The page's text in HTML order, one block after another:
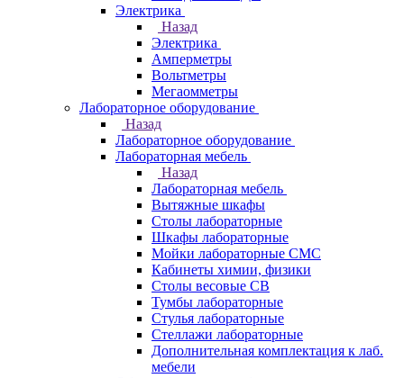
Электрика
Назад
Электрика
Амперметры
Вольтметры
Мегаомметры
Лабораторное оборудование
Назад
Лабораторное оборудование
Лабораторная мебель
Назад
Лабораторная мебель
Вытяжные шкафы
Столы лабораторные
Шкафы лабораторные
Мойки лабораторные СМС
Кабинеты химии, физики
Столы весовые СВ
Тумбы лабораторные
Стулья лабораторные
Стеллажи лабораторные
Дополнительная комплектация к лаб.
мебели